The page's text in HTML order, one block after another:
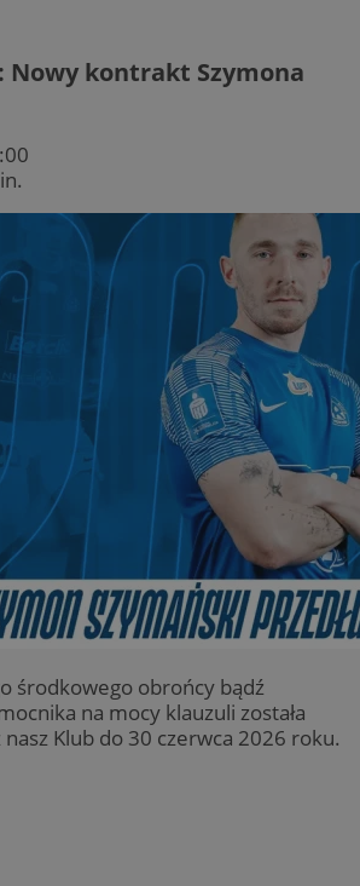
Nowy kontrakt Szymona
środkowego obrońcy bądź
na mocy klauzuli została
nasz Klub do 30 czerwca 2026 roku.